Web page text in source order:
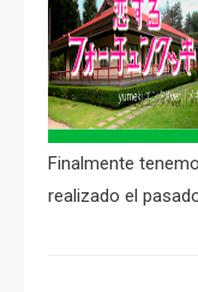
Finalmente
realizado el